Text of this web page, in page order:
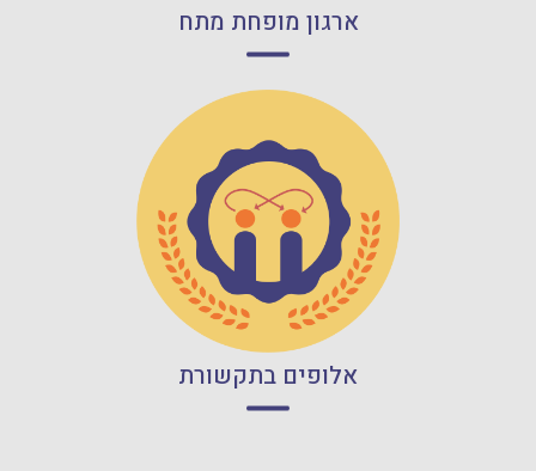
ארגון מופחת מתח
אלופים בתקשורת
קרא עוד